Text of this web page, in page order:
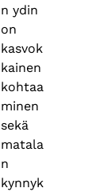
n ydin
on
kasvok
kainen
kohtaa
minen
sekä
matala
n
kynnyk